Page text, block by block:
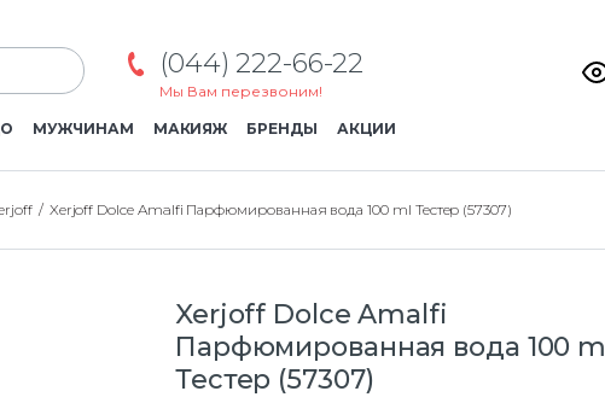
(044) 222-66-22
Мы Вам перезвоним!
МУЖЧИНАМ МАКИЯЖ БРЕНДЫ АКЦИИ
Xerjoff Dolce Amalfi Парфюмированная вода 100 ml Тестер (57307)
Xerjoff Dolce Amalfi
Парфюмированная вода 100 ml
Тестер (57307)